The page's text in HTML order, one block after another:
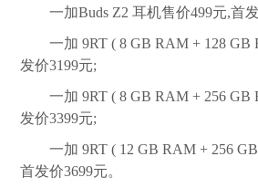
一加Buds Z2 耳机售价499元,首发
一加 9RT ( 8 GB RAM + 128 GB
发价3199元;
一加 9RT ( 8 GB RAM + 256 GB
发价3399元;
一加 9RT ( 12 GB RAM + 256
首发价3699元。